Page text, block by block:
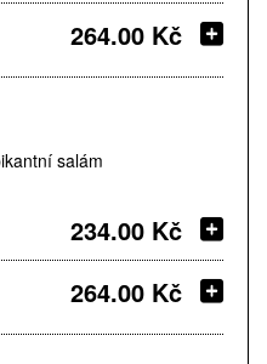
264.00 Kč
salám
234.00 Kč
264.00 Kč